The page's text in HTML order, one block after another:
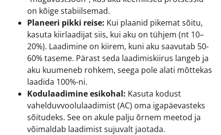
on kõige stabiilsemad.
Planeeri pikki reise: Kui plaanid pikemat sõitu,
kasuta kiirlaadijat siis, kui aku on tühjem (nt 10–
20%). Laadimine on kiirem, kuni aku saavutab 50-
60% taseme. Pärast seda laadimiskiirus langeb ja
aku kuumeneb rohkem, seega pole alati mõttekas
laadida 100%-ni.
Kodulaadimine esikohal: Kasuta kodust
vahelduvvoolulaadimist (AC) oma igapäevasteks
sõitudeks. See on akule palju õrnem meetod ja
võimaldab laadimist sujuvalt jaotada.